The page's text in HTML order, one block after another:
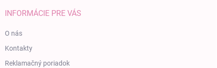
INFORMÁCIE PRE VÁS
O nás
Kontakty
Reklamačný poriadok